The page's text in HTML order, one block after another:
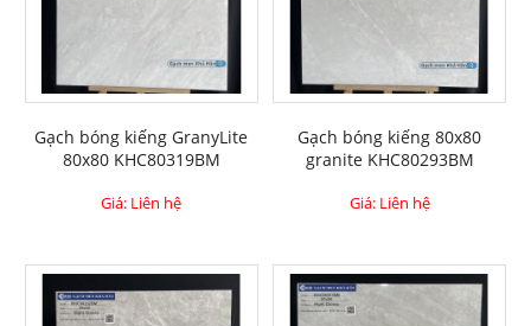
Gạch bóng kiếng GranyLite
80x80 KHC80319BM
Giá: Liên hệ
Gạch bóng kiếng 80x80
granite KHC80293BM
Giá: Liên hệ